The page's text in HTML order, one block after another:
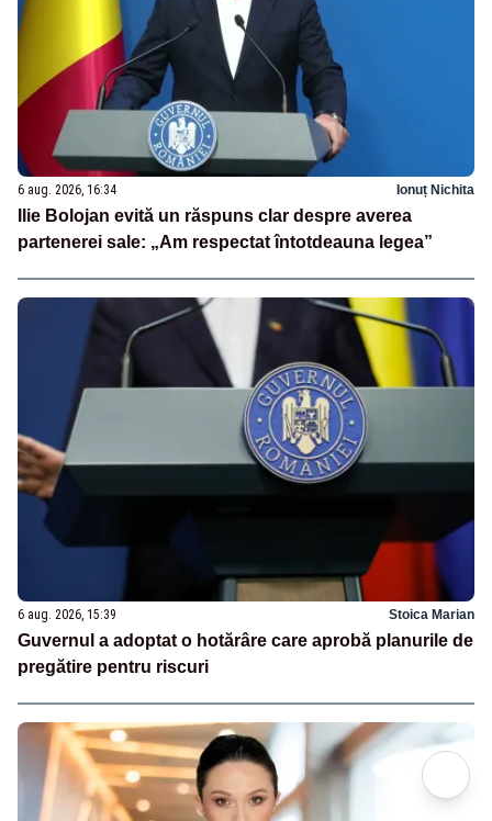
6 aug. 2026, 16:34 Ionuț Nichita
Ilie Bolojan evită un răspuns clar despre averea
partenerei sale: „Am respectat întotdeauna legea”
6 aug. 2026, 15:39 Stoica Marian
Guvernul a adoptat o hotărâre care aprobă planurile de
pregătire pentru riscuri